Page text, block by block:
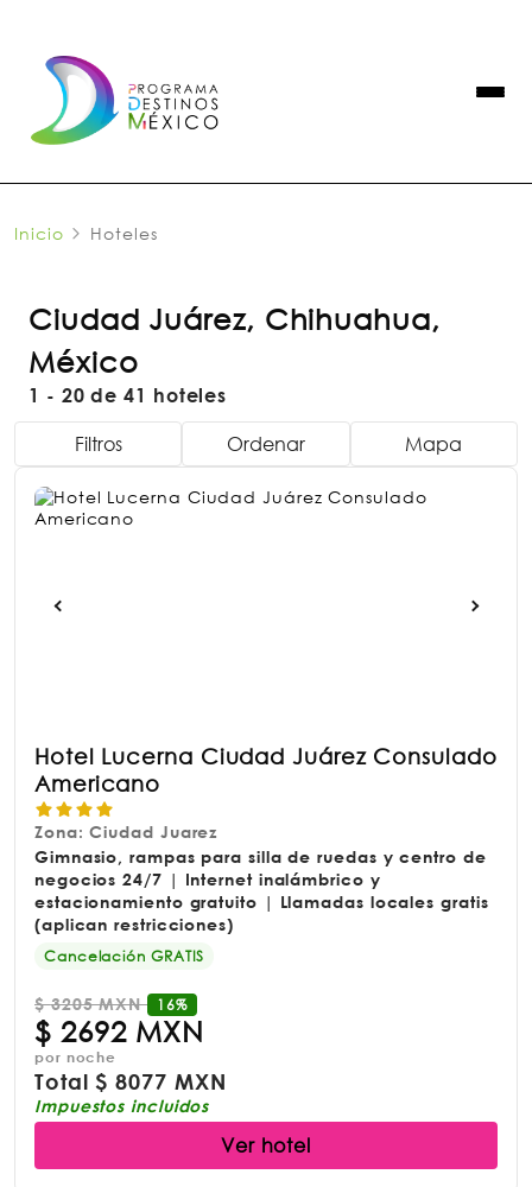
Inicio Hoteles
Ciudad Juárez, Chihuahua,
México
1 - 20 de 41 hoteles
Filtros Ordenar Mapa
Hotel Lucerna Ciudad Juárez Consulado
Americano
Zona: Ciudad Juarez
Gimnasio, rampas para silla de ruedas y centro de
negocios 24/7 | Internet inalámbrico y
estacionamiento gratuito | Llamadas locales gratis
(aplican restricciones)
Cancelación GRATIS
$3205 MXN 16%
$ 2692 MXN
por noche
Total$8077 MXN
Impuestos incluidos
Ver hotel